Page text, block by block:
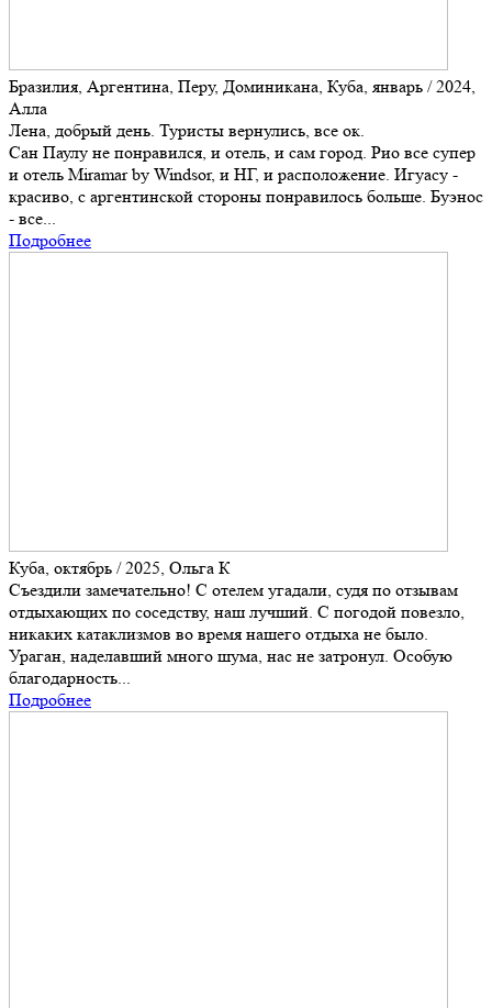
Бразилия, Аргентина, Перу, Доминикана, Куба, январь / 2024,
Алла
Лена, добрый день. Туристы вернулись, все ок.
Сан Паулу не понравился, и отель, и сам город. Рио все супер
и отель Miramar by Windsor, и НГ, и расположение. Игуасу -
красиво, с аргентинской стороны понравилось больше. Буэнос
- все...
Подробнее
Куба, октябрь / 2025, Ольга К
Съездили замечательно! С отелем угадали, судя по отзывам
отдыхающих по соседству, наш лучший. С погодой повезло,
никаких катаклизмов во время нашего отдыха не было.
Ураган, наделавший много шума, нас не затронул. Особую
благодарность...
Подробнее